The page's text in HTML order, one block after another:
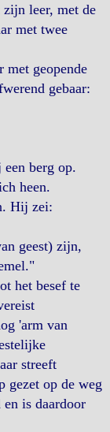
leer, met de
met twee
met geopende
gebaar:
berg op.
heen.
Hij zei:
geest) zijn,
het besef te
'arm van
streeft
gezet op de weg
is daardoor